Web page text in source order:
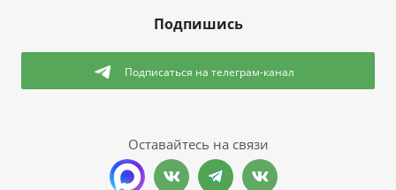
Подпишись
Подписаться на телеграм-канал
Оставайтесь на связи